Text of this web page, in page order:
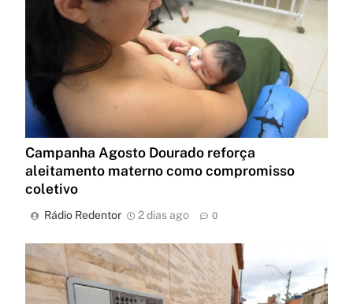
Campanha Agosto Dourado reforça
aleitamento materno como compromisso
coletivo
Rádio Redentor 2 dias ago 0